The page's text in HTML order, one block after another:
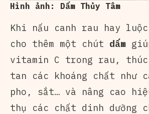
Hình ảnh: Dấm Thủy Tâm
Khi nấu canh rau hay
cho thêm một chút dấm
vitamin C trong rau, thúc
tan các khoáng chất như
pho, sắt… và nâng cao
thụ các chất dinh dưỡng